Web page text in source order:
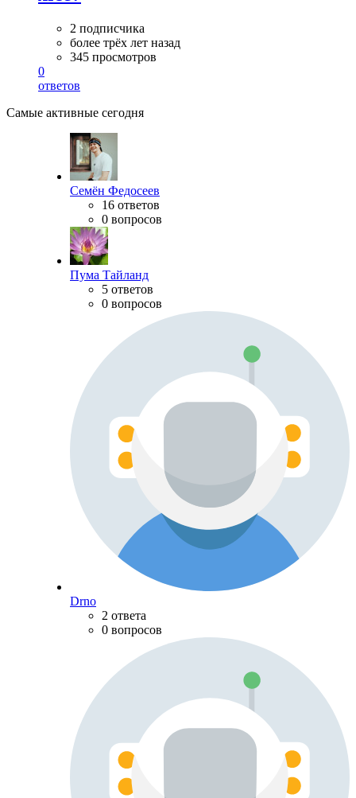
2 подписчика
более трёх лет назад
345 просмотров
0
ответов
Самые активные сегодня
Семён Федосеев
16 ответов
0 вопросов
Пума Тайланд
5 ответов
0 вопросов
Drno
2 ответа
0 вопросов